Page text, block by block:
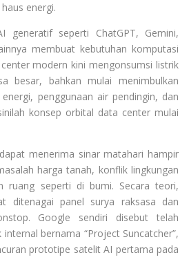
energi.
generatif seperti ChatGPT, Gemini,
membuat kebutuhan komputasi
modern kini mengonsumsi listrik
besar, bahkan mulai menimbulkan
penggunaan air pendingin, dan
konsep orbital data center mulai
menerima sinar matahari hampir
harga tanah, konflik lingkungan
ruang seperti di bumi. Secara teori,
ditenagai panel surya raksasa dan
Google sendiri disebut telah
bernama “Project Suncatcher”,
prototipe satelit AI pertama pada